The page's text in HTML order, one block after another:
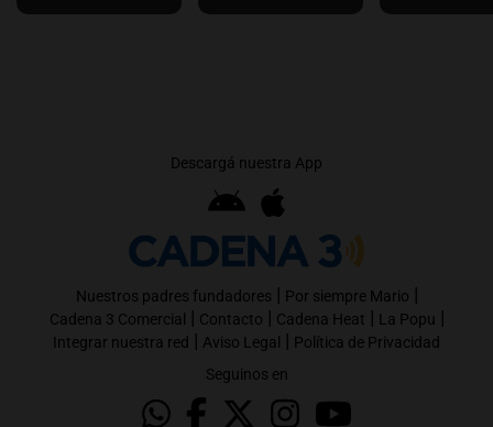
Descargá nuestra App
Nuestros padres fundadores | Por siempre Mario |
Cadena 3 Comercial | Contacto | Cadena Heat | La Popu |
Integrar nuestra red | Aviso Legal | Política de Privacidad
Seguinos en